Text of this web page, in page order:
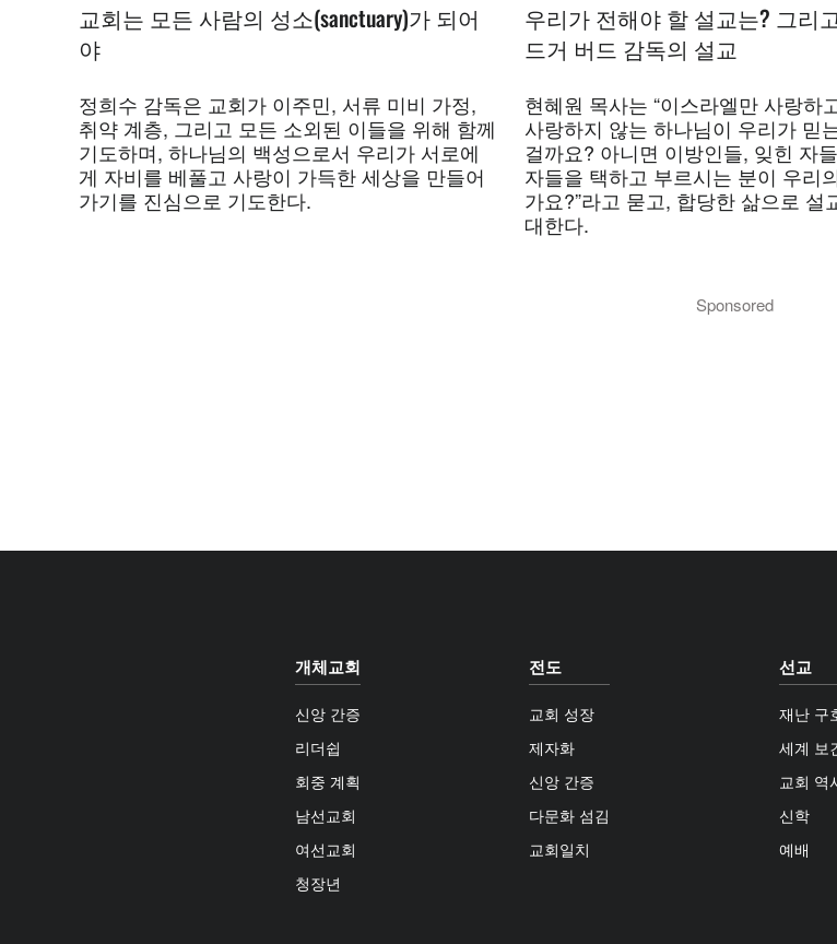
교회는 모든 사람의 성소(sanctuary)가 되어
야
정희수 감독은 교회가 이주민, 서류 미비 가정,
취약 계층, 그리고 모든 소외된 이들을 위해 함께
기도하며, 하나님의 백성으로서 우리가 서로에
게 자비를 베풀고 사랑이 가득한 세상을 만들어
가기를 진심으로 기도한다.
우리가 전해야 할 설교는? 그리
드거 버드 감독의 설교
현혜원 목사는 “이스라엘만 사랑하
사랑하지 않는 하나님이 우리가 믿
걸까요? 아니면 이방인들, 잊힌 자
자들을 택하고 부르시는 분이 우리
가요?”라고 묻고, 합당한 삶으로 설
대한다.
Sponsored
개체교회
신앙 간증
리더쉽
회중 계획
남선교회
여선교회
청장년
전도
교회 성장
제자화
신앙 간증
다문화 섬김
교회일치
선교
재난 구
세계 보
교회 역
신학
예배